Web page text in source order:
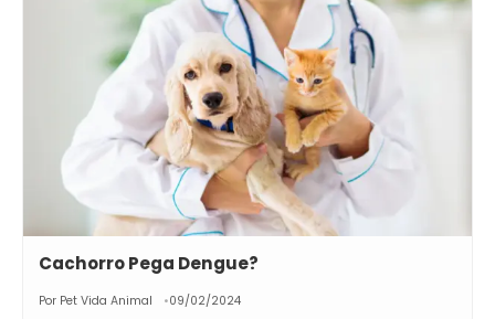
Cachorro Pega Dengue?
Por Pet Vida Animal 09/02/2024